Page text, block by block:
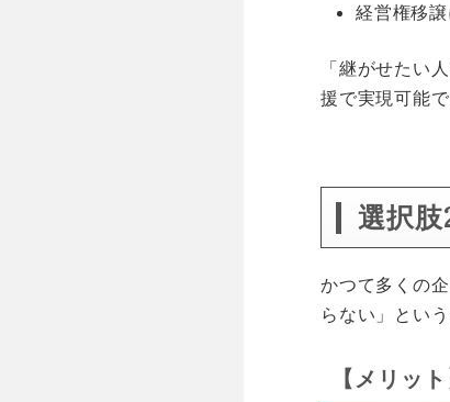
経営権移
「継がせたい
援で実現可能で
選択
かつて多くの
らない」とい
【メリット